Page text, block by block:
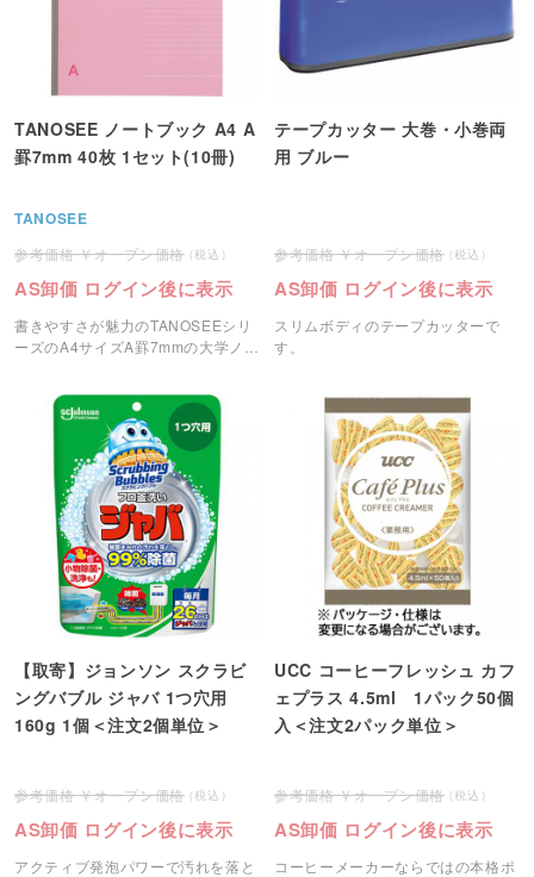
TANOSEE ノートブック A4 A
罫7mm 40枚 1セット(10冊)
TANOSEE
オープン価格
AS卸価 ログイン後に表示
書きやすさが魅力のTANOSEEシリ
ーズのA4サイズA罫7mmの大学ノー
テープカッター 大巻・小巻両
用 ブルー
オープン価格
AS卸価 ログイン後に表示
スリムボディのテープカッターで
す。
【取寄】ジョンソン スクラビ
ングバブル ジャバ 1つ穴用
160g 1個＜注文2個単位＞
オープン価格
AS卸価 ログイン後に表示
アクティブ発泡パワーで汚れを落と
UCC コーヒーフレッシュ カフ
ェプラス 4.5ml 1パック50個
入＜注文2パック単位＞
オープン価格
AS卸価 ログイン後に表示
コーヒーメーカーならではの本格ポ